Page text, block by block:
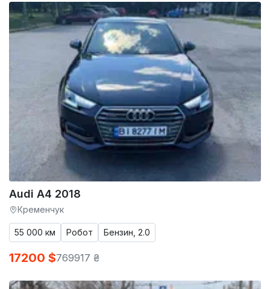
Audi A4 2018
Кременчук
55 000 км Робот Бензин, 2.0
17200 $769917 ₴